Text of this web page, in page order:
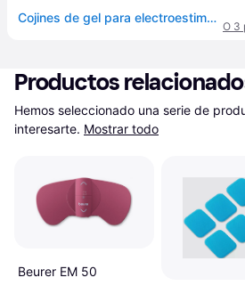
Cojines de gel para electroestimulador Beurer EM 59 /EM 89 - Bleu
O 3
Productos
Hemos seleccionado una serie de
interesarte. Mostrar todo
Beurer EM 50